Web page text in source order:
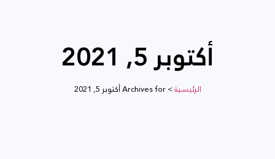
أكتوبر 5, 2021
الرئيسية>Archives for أكتوبر 5, 2021